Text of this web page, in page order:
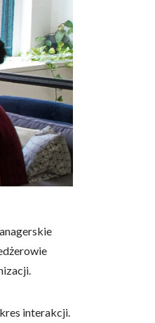
interakcji.